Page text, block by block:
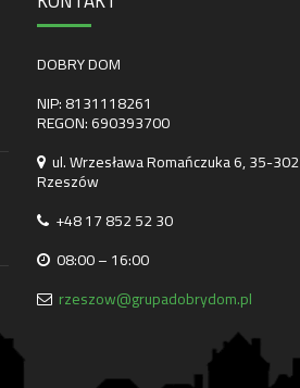
DOBRY DOM
NIP: 8131118261
REGON: 690393700
ul. Wrzesława Romańczuka 6, 35-302
Rzeszów
+48 17 852 52 30
08:00 – 16:00
rzeszow@grupadobrydom.pl